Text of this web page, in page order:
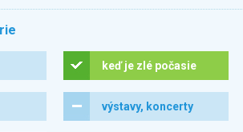
keď je zlé počasie
výstavy, koncerty